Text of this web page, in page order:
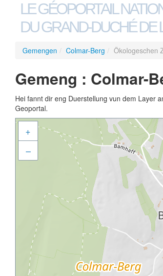
LE GÉOPORTAIL
DU GRAND-DUCHÉ DE
Gemengen / Colmar-Berg / Ökologeschen
Gemeng : Colmar-
Hei fannt dir eng Duerstellung vun dem Layer
Geoportal.
+
–